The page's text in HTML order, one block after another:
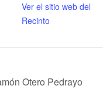
Ver el sitio web del
Recinto
Otero Pedrayo